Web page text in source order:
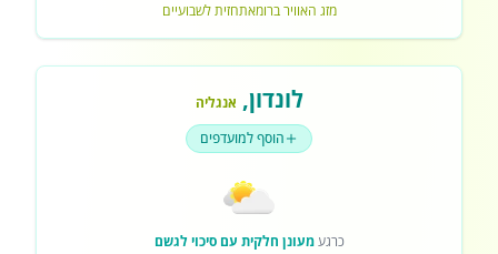
מזג האוויר ברומאתחזית לשבועיים
לונדון, אנגליה
הוסף למועדפים
כרגעמעונן חלקית עם סיכוי לגשם